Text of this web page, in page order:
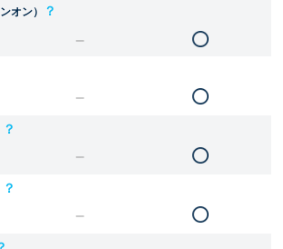
オン） ？
？
？